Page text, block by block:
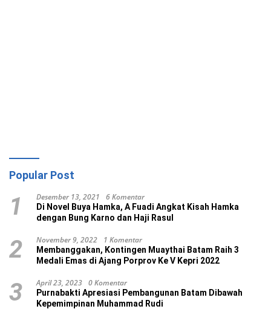
Popular Post
1 Desember 13, 2021 6 Komentar
Di Novel Buya Hamka, A Fuadi Angkat Kisah Hamka
dengan Bung Karno dan Haji Rasul
2 November 9, 2022 1 Komentar
Membanggakan, Kontingen Muaythai Batam Raih 3
Medali Emas di Ajang Porprov Ke V Kepri 2022
3 April 23, 2023 0 Komentar
Purnabakti Apresiasi Pembangunan Batam Dibawah
Kepemimpinan Muhammad Rudi